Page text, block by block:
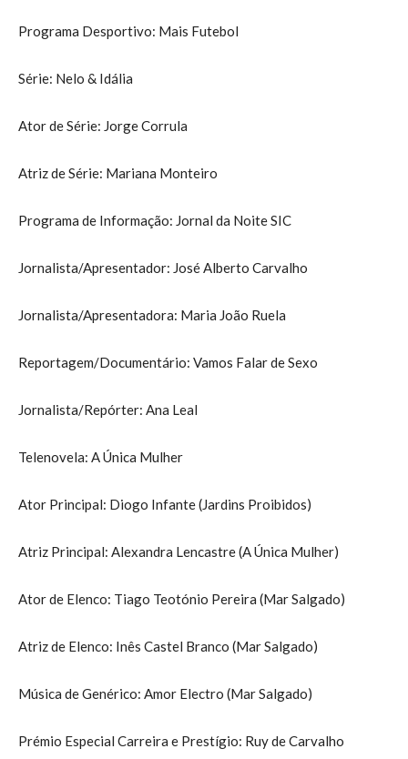
Programa Desportivo: Mais Futebol
Série: Nelo & Idália
Ator de Série: Jorge Corrula
Atriz de Série: Mariana Monteiro
Programa de Informação: Jornal da Noite SIC
Jornalista/Apresentador: José Alberto Carvalho
Jornalista/Apresentadora: Maria João Ruela
Reportagem/Documentário: Vamos Falar de Sexo
Jornalista/Repórter: Ana Leal
Telenovela: A Única Mulher
Ator Principal: Diogo Infante (Jardins Proibidos)
Atriz Principal: Alexandra Lencastre (A Única Mulher)
Ator de Elenco: Tiago Teotónio Pereira (Mar Salgado)
Atriz de Elenco: Inês Castel Branco (Mar Salgado)
Música de Genérico: Amor Electro (Mar Salgado)
Prémio Especial Carreira e Prestígio: Ruy de Carvalho